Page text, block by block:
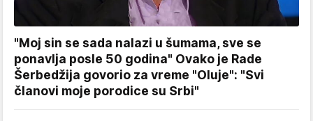
"Moj sin se sada nalazi u šumama, sve se
ponavlja posle 50 godina" Ovako je Rade
Šerbedžija govorio za vreme "Oluje": "Svi
članovi moje porodice su Srbi"